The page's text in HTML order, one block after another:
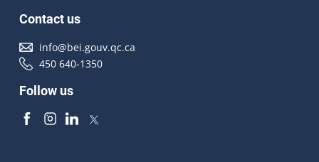
Contact us
info@bei.gouv.qc.ca
450 640-1350
Follow us